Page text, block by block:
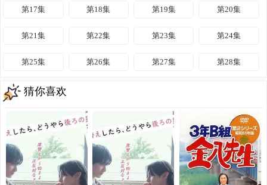
第17集 第18集 第19集 第20集
第21集 第22集 第23集 第24集
第25集 第26集 第27集 第28集
猜你喜欢